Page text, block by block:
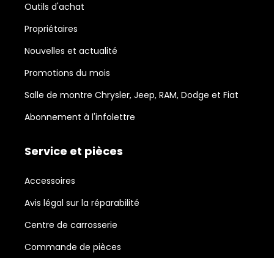
Outils d'achat
Propriétaires
Nouvelles et actualité
Promotions du mois
Salle de montre Chrysler, Jeep, RAM, Dodge et Fiat
Abonnement à l'infolettre
Service et pièces
Accessoires
Avis légal sur la réparabilité
Centre de carrosserie
Commande de pièces